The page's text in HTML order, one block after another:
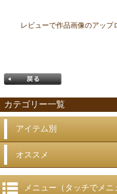
レビューで作品画像のアップ
カテゴリー一覧
アイテム別
オススメ
メニュー（タッチでメニ